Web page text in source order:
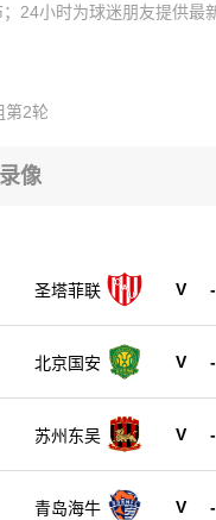
岛红狮
红狮
红狮
岛红狮
红狮
红狮
岛红狮
24小时为球迷朋友提供最
第2轮
录像
圣塔菲联 V -
北京国安 V -
苏州东吴 V -
青岛海牛 V -